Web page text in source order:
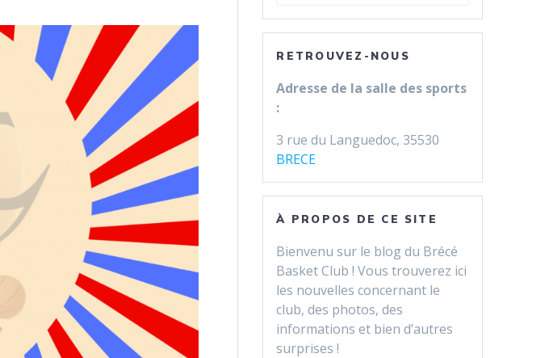
:
RETROUVEZ-NOUS
Adresse de la salle des sports
:
3 rue du Languedoc, 35530
BRECE
À PROPOS DE CE SITE
Bienvenu sur le blog du Brécé
Basket Club ! Vous trouverez ici
les nouvelles concernant le
club, des photos, des
informations et bien d’autres
surprises !